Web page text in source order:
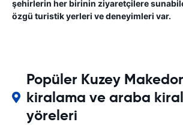
şehirlerin her birinin ziyaretçilere
özgü turistik yerleri ve deneyimleri var.
Popüler Kuzey
kiralama ve araba
yöreleri